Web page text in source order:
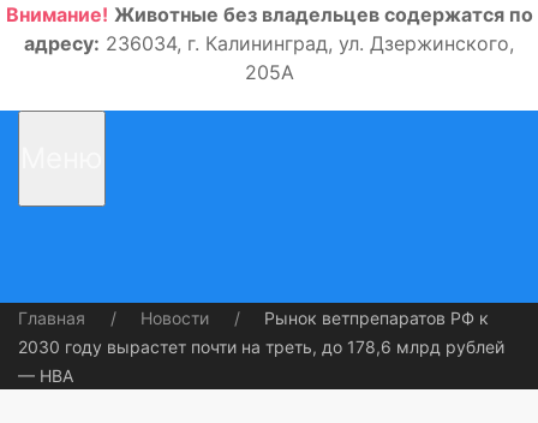
Внимание! Животные без владельцев содержатся по
адресу: 236034, г. Калининград, ул. Дзержинского,
205А
Главная Новости
Рынок ветпрепаратов РФ к
2030 году вырастет почти на треть, до 178,6 млрд рублей
— НВА